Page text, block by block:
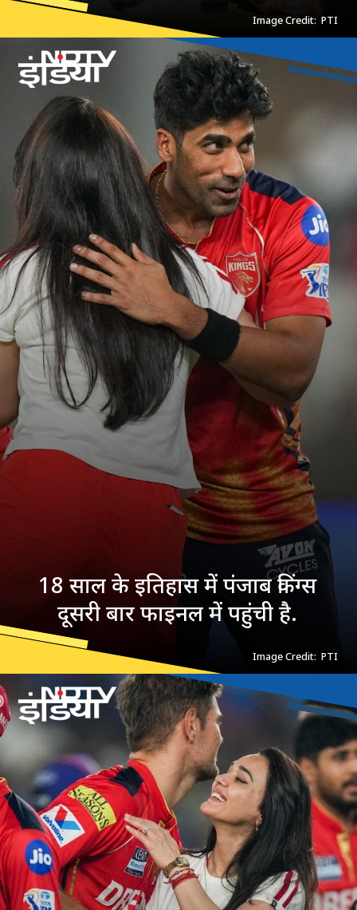
Image Credit: PTI
18 साल के इतिहास में पंजाब किंग्स
दूसरी बार फाइनल में पहुंची है.
Image Credit: PTI